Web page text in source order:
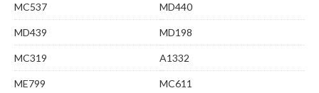
MC537 MD440
MD439 MD198
MC319 A1332
ME799 MC611